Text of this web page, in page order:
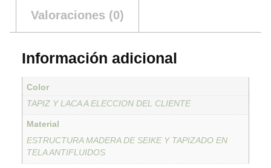
Valoraciones (0)
Información adicional
Color
TAPIZ Y LACA A ELECCION DEL CLIENTE
Material
ESTRUCTURA MADERA DE SEIKE Y TAPIZADO EN
TELA ANTIFLUIDOS